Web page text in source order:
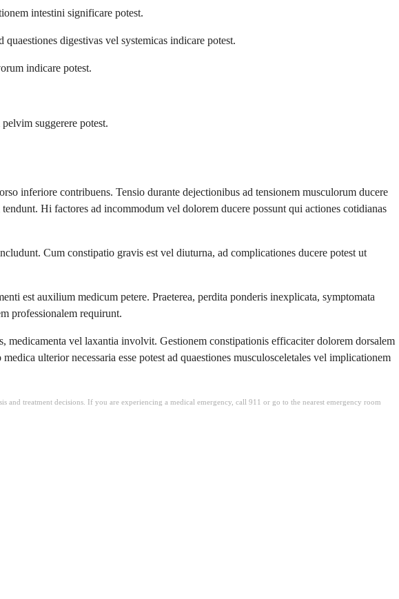
intestini significare potest.
digestivas vel systemicas indicare potest.
indicare potest.
suggerere potest.
inferiore contribuens. Tensio durante dejectionibus ad tensionem musculorum ducere
Hi factores ad incommodum vel dolorem ducere possunt qui actiones cotidianas
Cum constipatio gravis est vel diuturna, ad complicationes ducere potest ut
est auxilium medicum petere. Praeterea, perdita ponderis inexplicata, symptomata
professionalem requirunt.
medicamenta vel laxantia involvit. Gestionem constipationis efficaciter dolorem dorsalem
ulterior necessaria esse potest ad quaestiones musculosceletales vel implicationem
treatment decisions. If you are experiencing a medical emergency, call 911 or go to the nearest emergency room